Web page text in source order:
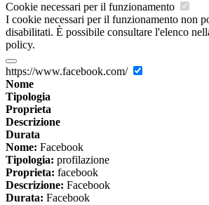
Cookie necessari per il funzionamento
I cookie necessari per il funzionamento non
disabilitati. È possibile consultare l'elenco
policy.
https://www.facebook.com/
Nome
Tipologia
Proprieta
Descrizione
Durata
Nome: Facebook
Tipologia: profilazione
Proprieta: facebook
Descrizione: Facebook
Durata: Facebook